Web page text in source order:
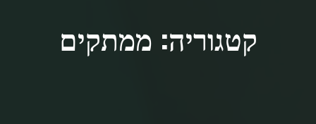
קטגוריה: ממתקים